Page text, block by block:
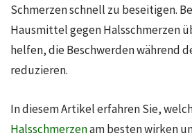
Schmerzen schnell zu beseitigen.
Hausmittel gegen Halsschmerzen
helfen, die Beschwerden während
reduzieren.
In diesem Artikel erfahren Sie,
Halsschmerzenam besten wirken